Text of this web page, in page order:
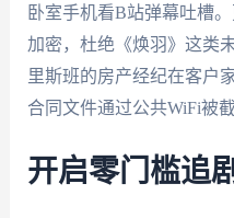
卧室手机看B站弹幕吐槽
加密，杜绝《焕羽》这类
里斯班的房产经纪在客户
合同文件通过公共WiFi被截
开启零门槛追